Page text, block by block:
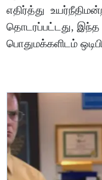
எதிர்த்து
தொடரப்பட்டது, இந்த
பொதுமக்களிடம்